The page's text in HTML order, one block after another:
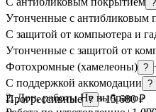
?
Утонченные с антибликовым
С защитой от компьютера и
Утонченные с защитой от
Фотохромные (хамелеоны) ?
С поддержкой аккомодации ?
Прогрессивные ? +15 680 ₽
2. Доп. работы Не выбрано ›